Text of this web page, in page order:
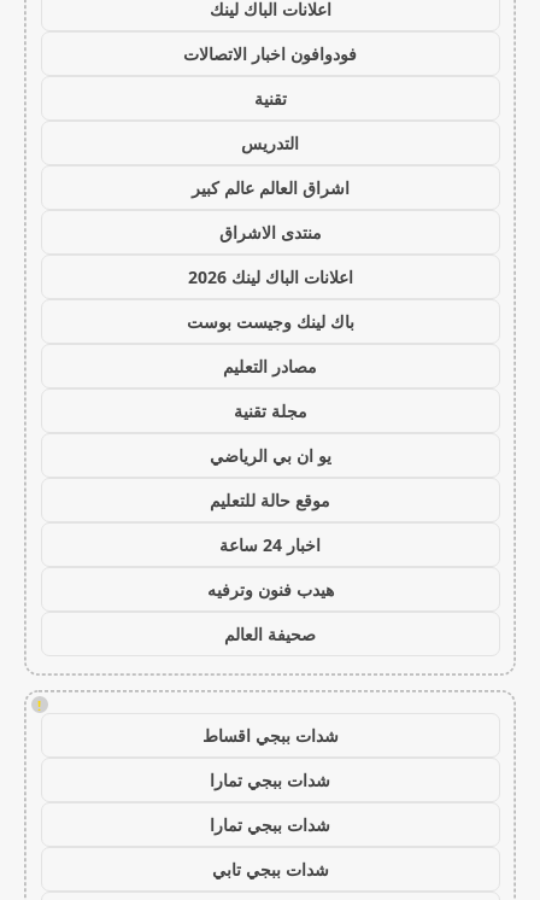
اعلانات الباك لينك
فودوافون اخبار الاتصالات
تقنية
التدريس
اشراق العالم عالم كبير
منتدى الاشراق
اعلانات الباك لينك 2026
باك لينك وجيست بوست
مصادر التعليم
مجلة تقنية
يو ان بي الرياضي
موقع حالة للتعليم
اخبار 24 ساعة
هيدب فنون وترفيه
صحيفة العالم
!
شدات ببجي اقساط
شدات ببجي تمارا
شدات ببجي تمارا
شدات ببجي تابي